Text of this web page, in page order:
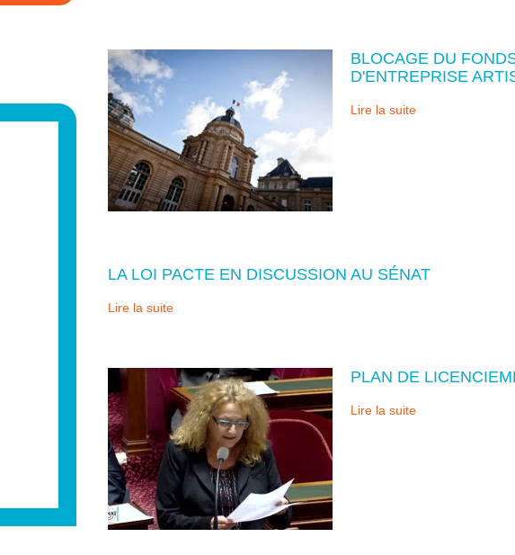
BLOCAGE DU
D'ENTREPRISE
Lire la suite
LA LOI PACTE EN DISCUSSION AU SÉNAT
Lire la suite
PLAN DE
Lire la suite